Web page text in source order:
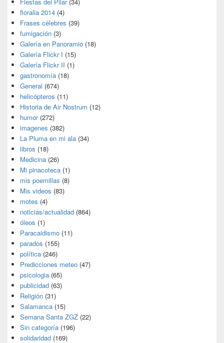
floralia 2014 (4)
Frases célebres (39)
fumigación (3)
Galería en Panoramio (18)
Galería Flickr I (15)
Galería Flickr II (1)
gastronomía (18)
General (674)
helicópteros (11)
Historia de Air Nostrum (12)
humor(272)
imagenes (382)
La Pluma en mi ala (34)
libros (18)
Medicina (26)
Mi pinacoteca (1)
mis poemillas (8)
Mis videos (83)
motes (4)
noticias/actualidad (864)
óleos (1)
Paracaidismo (11)
parados (155)
política (246)
Predicciones meteo (47)
psicologia (65)
publicidad (63)
Religión (31)
Salamanca (15)
Semana Santa ZGZ (22)
Sin categoría (196)
solidaridad (169)